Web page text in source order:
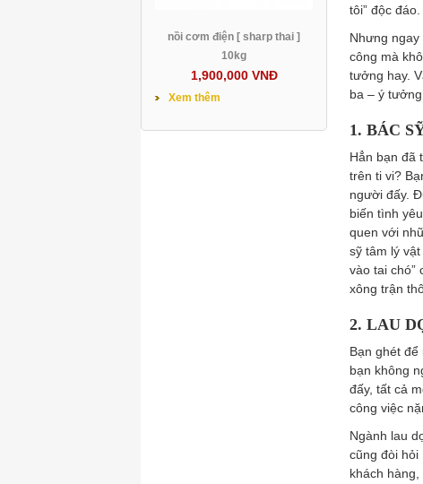
nồi cơm điện [ sharp thai ]
10kg
1,900,000 VNĐ
Xem thêm
tôi” độc đáo.
Nhưng
công mà
tưởng hay.
ba – ý
1. BÁC
Hẳn bạn đã
trên ti vi?
người đấy.
biến tình
quen với
sỹ tâm lý
vào tai chó”
xông trận
2. LAU
Bạn ghét
bạn không
đấy, tất cả
công việc
Ngành lau
cũng đòi hỏi
khách